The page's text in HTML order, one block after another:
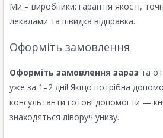
Ми – виробники: гарантія якості,
лекалами та швидка відправка.
Оформіть замовлення
Оформіть замовлення зараз та
уже за 1–2 дні! Якщо потрібна
консультанти готові допомогти —
знаходяться ліворуч унизу.